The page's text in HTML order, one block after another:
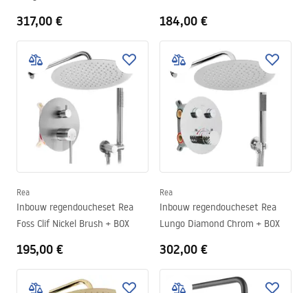
317,00 € 184,00 €
Rea
Inbouw regendoucheset Rea
Foss Clif Nickel Brush + BOX
195,00 €
Rea
Inbouw regendoucheset Rea
Lungo Diamond Chrom + BOX
302,00 €